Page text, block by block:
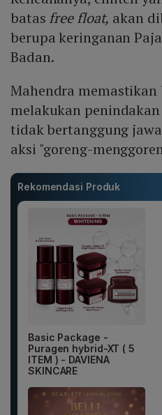
batas free float, akan
berupa keringanan
Badan.
Mahendra memastikan
melakukan
tidak bertanggung
aksi "goreng-
Rekomendasi Produk
Basic Package -
Puragen hybrid-XT ( 5
ITEM ) - DAVIENA
SKINCARE